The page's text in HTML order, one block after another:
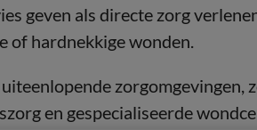
geven als directe zorg
of hardnekkige wonden.
zorgomgevingen,
en gespecialiseerde